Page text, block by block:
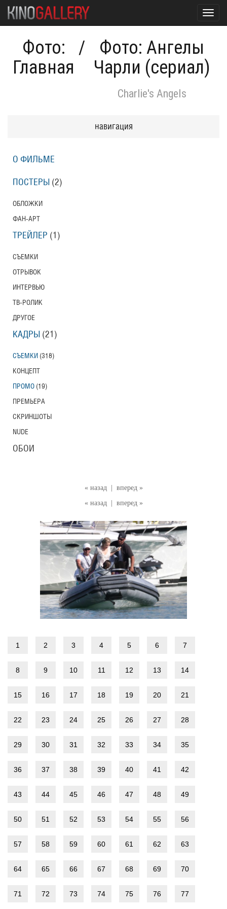
Фото:
Главная
/
Фото: Ангелы
Чарли (сериал)
Charlie's Angels
« назад
вперед »
« назад
вперед »
1 2 3 4 5 6 7
8 9 10 11 12 13 14
15 16 17 18 19 20 21
22 23 24 25 26 27 28
29 30 31 32 33 34 35
36 37 38 39 40 41 42
43 44 45 46 47 48 49
50 51 52 53 54 55 56
57 58 59 60 61 62 63
64 65 66 67 68 69 70
71 72 73 74 75 76 77
навигация
О ФИЛЬМЕ
ПОСТЕРЫ (2)
ОБЛОЖКИ
ФАН-АРТ
ТРЕЙЛЕР (1)
СЪЕМКИ
ОТРЫВОК
ИНТЕРВЬЮ
ТВ-РОЛИК
ДРУГОЕ
КАДРЫ (21)
СЪЕМКИ (318)
КОНЦЕПТ
ПРОМО (19)
ПРЕМЬЕРА
СКРИНШОТЫ
NUDE
ОБОИ